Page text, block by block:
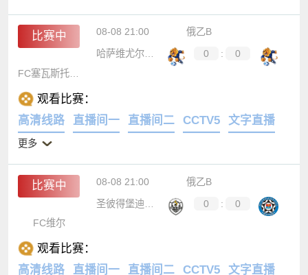
比赛中 08-08 21:00
俄乙B
哈萨维尤尔特波别达
0 :
0
FC塞瓦斯托波尔
观看比赛：
高清线路
直播间一 直播间二 CCTV5 文字直播
更多
比赛中 08-08 21:00
俄乙B
0 :
0
FC维尔
观看比赛：
高清线路
直播间一 直播间二 CCTV5 文字直播